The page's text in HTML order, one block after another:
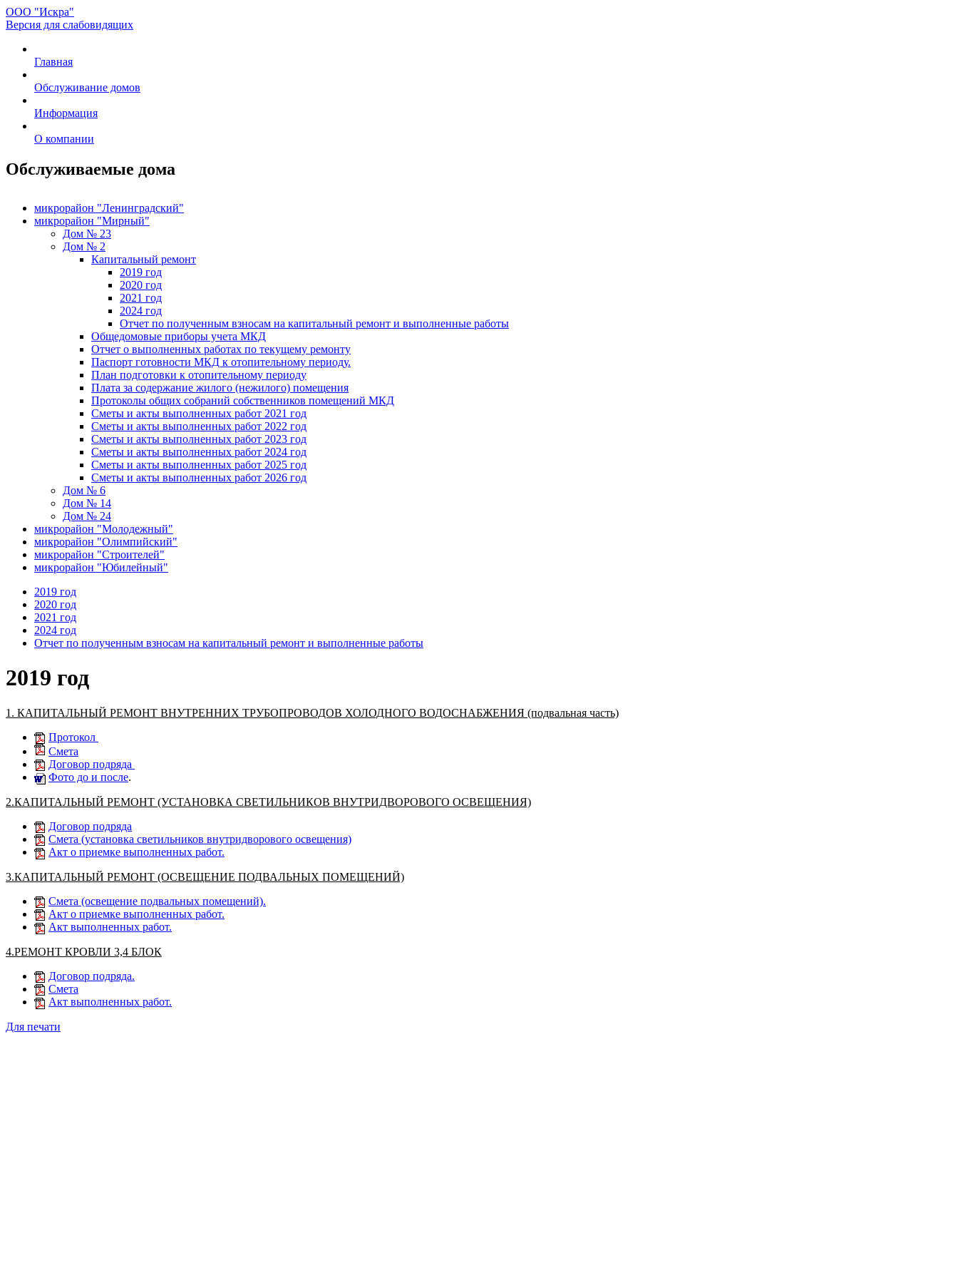
ООО "Искра"
Версия для слабовидящих
Главная
Обслуживание домов
Информация
О компании
Обслуживаемые дома
микрорайон "Ленинградский"
микрорайон "Мирный"
Дом № 23
Дом № 2
Капитальный ремонт
2019 год
2020 год
2021 год
2024 год
Отчет по полученным взносам на капитальный ремонт и выполненные работы
Общедомовые приборы учета МКД
Отчет о выполненных работах по текущему ремонту
Паспорт готовности МКД к отопительному периоду.
План подготовки к отопительному периоду
Плата за содержание жилого (нежилого) помещения
Протоколы общих собраний собственников помещений МКД
Сметы и акты выполненных работ 2021 год
Сметы и акты выполненных работ 2022 год
Сметы и акты выполненных работ 2023 год
Сметы и акты выполненных работ 2024 год
Сметы и акты выполненных работ 2025 год
Сметы и акты выполненных работ 2026 год
Дом № 6
Дом № 14
Дом № 24
микрорайон "Молодежный"
микрорайон "Олимпийский"
микрорайон "Строителей"
микрорайон "Юбилейный"
2019 год
2020 год
2021 год
2024 год
Отчет по полученным взносам на капитальный ремонт и выполненные работы
2019 год
1. КАПИТАЛЬНЫЙ РЕМОНТ ВНУТРЕННИХ ТРУБОПРОВОДОВ ХОЛОДНОГО ВОДОСНАБЖЕНИЯ (подвальная часть)
Протокол
Смета
Договор подряда
Фото до и после.
2.КАПИТАЛЬНЫЙ РЕМОНТ (УСТАНОВКА СВЕТИЛЬНИКОВ ВНУТРИДВОРОВОГО ОСВЕЩЕНИЯ)
Договор подряда
Смета (установка светильников внутридворового освещения)
Акт о приемке выполненных работ.
3.КАПИТАЛЬНЫЙ РЕМОНТ (ОСВЕЩЕНИЕ ПОДВАЛЬНЫХ ПОМЕЩЕНИЙ)
Смета (освещение подвальных помещений).
Акт о приемке выполненных работ.
Акт выполненных работ.
4.РЕМОНТ КРОВЛИ 3,4 БЛОК
Договор подряда.
Смета
Акт выполненных работ.
Для печати